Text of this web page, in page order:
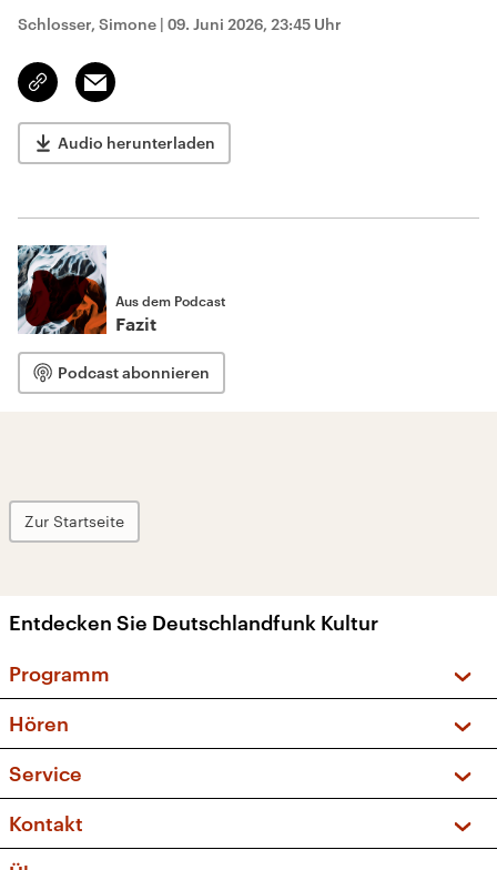
Schlosser, Simone | 09. Juni 2026, 23:45 Uhr
Link
kopieren/teilen
Email
Audio herunterladen
Aus dem Podcast
Fazit
Podcast abonnieren
Zur Startseite
Entdecken Sie Deutschlandfunk Kultur
Programm
Sendungen und Podcasts
Musikliste
Kakadu – Das Kinderprogramm
Hören
Frequenzen (UKW + DAB+)
Service
FAQ
Apps
Kontakt